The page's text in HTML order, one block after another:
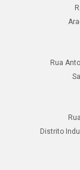
Rua
Distrito